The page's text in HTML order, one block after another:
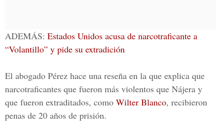
ADEMÁS: Estados Unidos acusa de narcotraficante a
“Volantillo” y pide su extradición
El abogado Pérez hace una reseña en la que explica que
narcotraficantes que fueron más violentos que Nájera y
que fueron extraditados, como Wilter Blanco, recibieron
penas de 20 años de prisión.